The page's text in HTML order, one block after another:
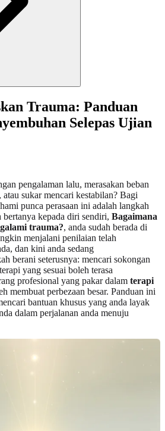
Trauma: Panduan
Selepas Ujian
pengalaman lalu, merasakan beban
sukar mencari kestabilan? Bagi
punca perasaan ini adalah langkah
bertanya kepada diri sendiri, Bagaimana
trauma?, anda sudah berada di
menjalani penilaian telah
dan kini anda sedang
berani seterusnya: mencari sokongan
yang sesuai boleh terasa
profesional yang pakar dalam terapi
membuat perbezaan besar. Panduan ini
bantuan khusus yang anda layak
dalam perjalanan anda menuju